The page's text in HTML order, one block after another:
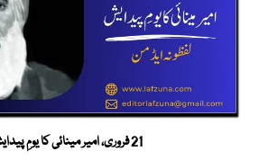
21 فروری، امیر مینائی کا یومِ پیدایش